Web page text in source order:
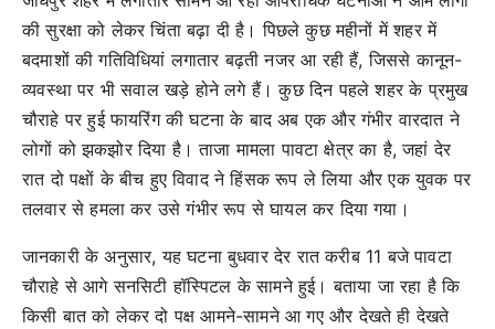
की सुरक्षा को लेकर चिंता बढ़ा दी है। पिछले कुछ महीनों में शहर में
बदमाशों की गतिविधियां लगातार बढ़ती नजर आ रही हैं, जिससे कानून-
व्यवस्था पर भी सवाल खड़े होने लगे हैं। कुछ दिन पहले शहर के प्रमुख
चौराहे पर हुई फायरिंग की घटना के बाद अब एक और गंभीर वारदात ने
लोगों को झकझोर दिया है। ताजा मामला पावटा क्षेत्र का है, जहां देर
रात दो पक्षों के बीच हुए विवाद ने हिंसक रूप ले लिया और एक युवक पर
तलवार से हमला कर उसे गंभीर रूप से घायल कर दिया गया।
जानकारी के अनुसार, यह घटना बुधवार देर रात करीब 11 बजे पावटा
चौराहे से आगे सनसिटी हॉस्पिटल के सामने हुई। बताया जा रहा है कि
किसी बात को लेकर दो पक्ष आमने-सामने आ गए और देखते ही देखते